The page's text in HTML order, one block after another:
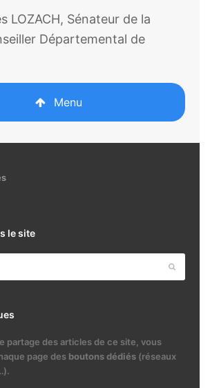
LOZACH, Sénateur de la
Départemental de
Menu
le site
partage des articles de ce site, vous
page des boutons dédiés(réseaux